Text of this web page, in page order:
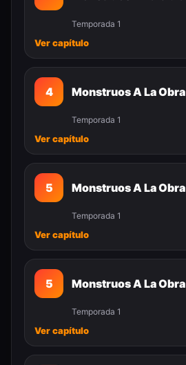
Temporada 1
Ver capítulo
4 Monstruos A La Obra
Temporada 1
Ver capítulo
5 Monstruos A La Obra
Temporada 1
Ver capítulo
5 Monstruos A La Obra
Temporada 1
Ver capítulo